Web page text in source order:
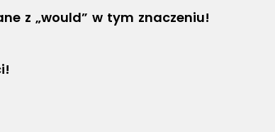
z „would” w tym znaczeniu!